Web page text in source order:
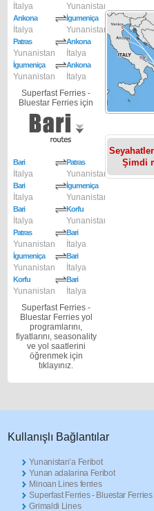
İtalya Yunanistan
Ankona İgumeniça
İtalya Yunanistan
Patras Ankona
Yunanistan İtalya
İgumeniça Ankona
Yunanistan
İtalya
Superfast Ferries -
Bluestar Ferries için
Bari Patras
İtalya Yunanistan
Bari İgumeniça
İtalya Yunanistan
Bari Korfu
İtalya Yunanistan
Patras Bari
Yunanistan İtalya
İgumeniça Bari
Yunanistan İtalya
Korfu Bari
Yunanistan
İtalya
Superfast Ferries -
Bluestar Ferries yol
programlarını,
fiyatlarını, seasonality
ve yol saatlerini
öğrenmek için
tıklayınız.
Şimdi
Κullanışlı Βağlantılar
Yunanistan’a Feribot
Yunan adalarina Feribot
Minoan Lines ferries
Superfast Ferries - Bluestar Ferries
Grimaldi Lines